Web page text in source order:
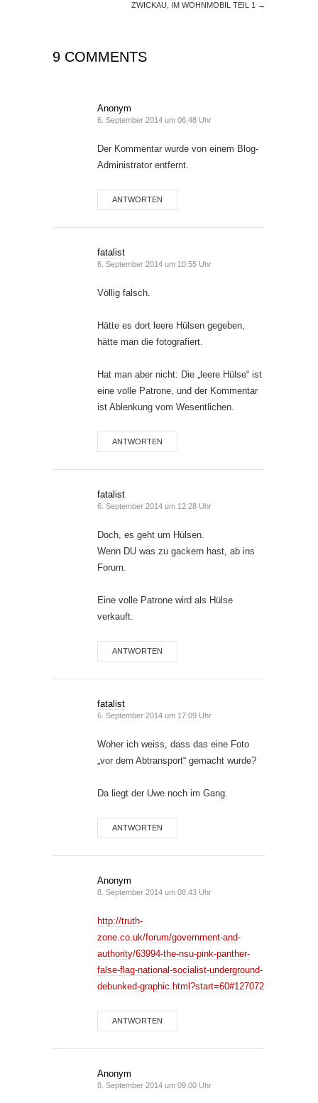
ZWICKAU, IM WOHNMOBIL TEIL 1
→
9 COMMENTS
Anonym
6. September 2014 um 06:48 Uhr
Der Kommentar wurde von einem Blog-
Administrator entfernt.
ANTWORTEN
fatalist
6. September 2014 um 10:55 Uhr
Völlig falsch.
Hätte es dort leere Hülsen gegeben,
hätte man die fotografiert.
Hat man aber nicht: Die „leere Hülse“ ist
eine volle Patrone, und der Kommentar
ist Ablenkung vom Wesentlichen.
ANTWORTEN
fatalist
6. September 2014 um 12:28 Uhr
Doch, es geht um Hülsen.
Wenn DU was zu gackern hast, ab ins
Forum.
Eine volle Patrone wird als Hülse
verkauft.
ANTWORTEN
fatalist
6. September 2014 um 17:09 Uhr
Woher ich weiss, dass das eine Foto
„vor dem Abtransport“ gemacht wurde?
Da liegt der Uwe noch im Gang.
ANTWORTEN
Anonym
8. September 2014 um 08:43 Uhr
http://truth-
zone.co.uk/forum/government-and-
authority/63994-the-nsu-pink-panther-
false-flag-national-socialist-underground-
debunked-graphic.html?start=60#127072
ANTWORTEN
Anonym
8. September 2014 um 09:00 Uhr